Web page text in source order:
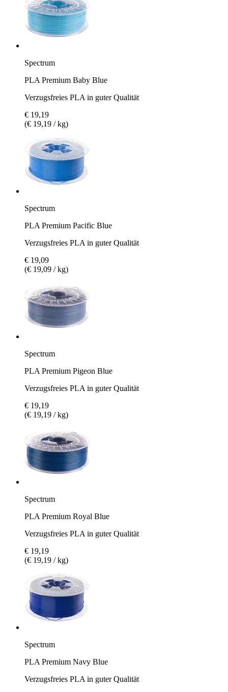
Spectrum
PLA Premium Baby Blue
Verzugsfreies PLA in guter Qualität
€ 19,19
(€ 19,19 / kg)
Spectrum
PLA Premium Pacific Blue
Verzugsfreies PLA in guter Qualität
€ 19,09
(€ 19,09 / kg)
Spectrum
PLA Premium Pigeon Blue
Verzugsfreies PLA in guter Qualität
€ 19,19
(€ 19,19 / kg)
Spectrum
PLA Premium Royal Blue
Verzugsfreies PLA in guter Qualität
€ 19,19
(€ 19,19 / kg)
Spectrum
PLA Premium Navy Blue
Verzugsfreies PLA in guter Qualität